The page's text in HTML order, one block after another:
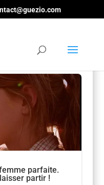
parfaite.
partir !